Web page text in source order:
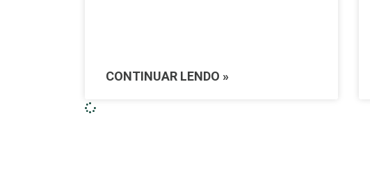
CONTINUAR LENDO »